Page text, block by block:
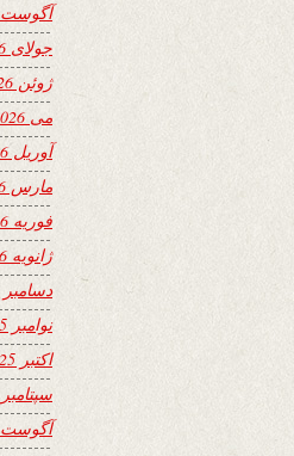
آگوست 2026
جولای 2026
ژوئن 2026
می 2026
آوریل 2026
مارس 2026
فوریه 2026
ژانویه 2026
دسامبر 2025
نوامبر 2025
اکتبر 2025
سپتامبر 2025
آگوست 2025